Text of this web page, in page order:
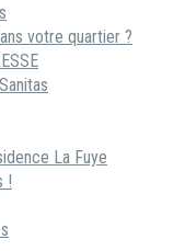
votre quartier ?
La Fuye
!